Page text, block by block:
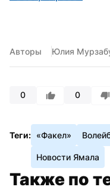
Авторы Юлия
0 0
Теги: «Факел»
Новости Ямала
Также по